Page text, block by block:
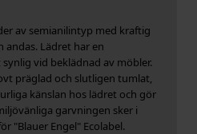
av semianilintyp med kraftig
andas. Lädret har en
vid beklädnad av möbler.
präglad och slutligen tumlat,
känslan hos lädret och gör
garvningen sker i
"Blauer Engel" Ecolabel.